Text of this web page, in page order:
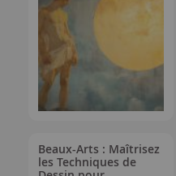
Beaux-Arts : Maîtrisez
les Techniques de